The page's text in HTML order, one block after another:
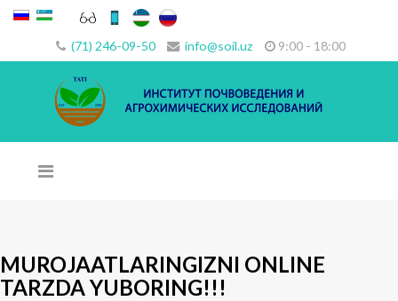
(71) 246-09-50 info@soil.uz 9:00 - 18:00
MUROJAATLARINGIZNI ONLINE
TARZDA YUBORING!!!